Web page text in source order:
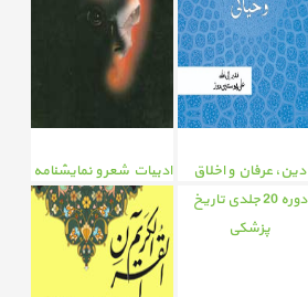
دین، عرفان و اخلاق
ادبیات شعر و نمایشنامه
دوره 20 جلدی تاریخ
پزشکی